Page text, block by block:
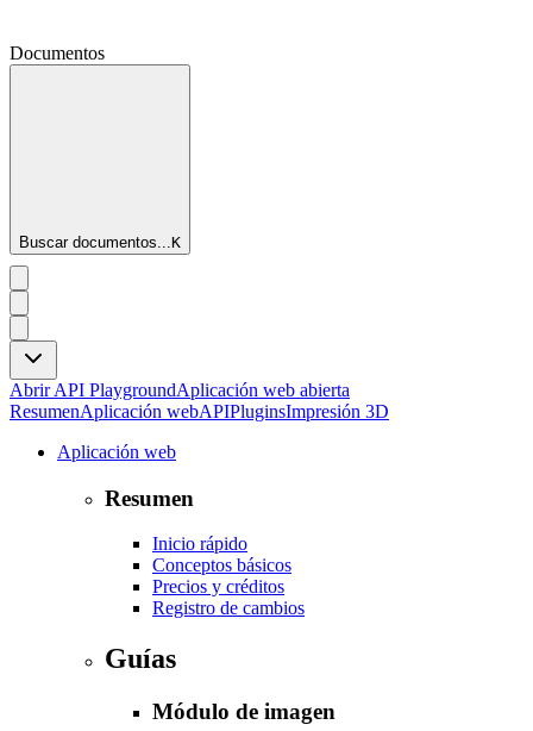
Documentos
Buscar documentos...K
Abrir API PlaygroundAplicación web abierta
ResumenAplicación webAPIPluginsImpresión 3D
Aplicación web
Resumen
Inicio rápido
Conceptos básicos
Precios y créditos
Registro de cambios
Guías
Módulo de imagen